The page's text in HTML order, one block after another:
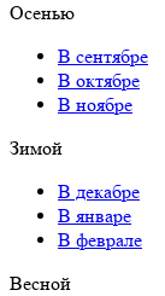
Осенью
В сентябре
В октябре
В ноябре
Зимой
В декабре
В январе
В феврале
Весной